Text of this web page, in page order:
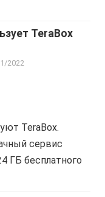
TeraBox
2022
TeraBox.
сервис
ГБ бесплатного